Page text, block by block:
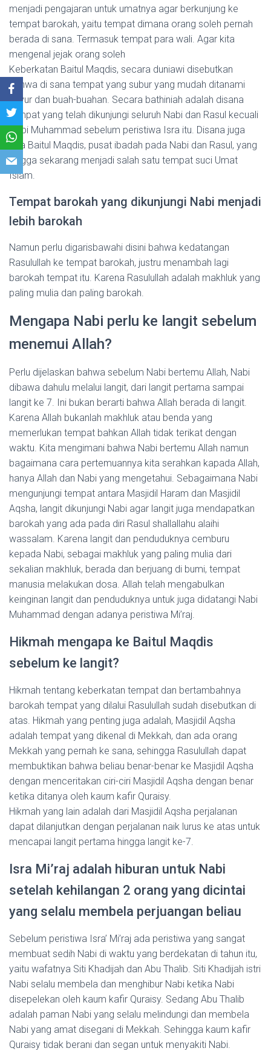
menjadi pengajaran untuk umatnya agar berkunjung ke
tempat barokah, yaitu tempat dimana orang soleh pernah
berada di sana. Termasuk tempat para wali. Agar kita
mengenal jejak orang soleh
Keberkatan Baitul Maqdis, secara duniawi disebutkan
bahwa di sana tempat yang subur yang mudah ditanami
sayur dan buah-buahan. Secara bathiniah adalah disana
tempat yang telah dikunjungi seluruh Nabi dan Rasul kecuali
Nabi Muhammad sebelum peristiwa Isra itu. Disana juga
ada Baitul Maqdis, pusat ibadah pada Nabi dan Rasul, yang
hingga sekarang menjadi salah satu tempat suci Umat
Islam.
Tempat barokah yang dikunjungi Nabi menjadi
lebih barokah
Namun perlu digarisbawahi disini bahwa kedatangan
Rasulullah ke tempat barokah, justru menambah lagi
barokah tempat itu. Karena Rasulullah adalah makhluk yang
paling mulia dan paling barokah.
Mengapa Nabi perlu ke langit sebelum
menemui Allah?
Perlu dijelaskan bahwa sebelum Nabi bertemu Allah, Nabi
dibawa dahulu melalui langit, dari langit pertama sampai
langit ke 7. Ini bukan berarti bahwa Allah berada di langit.
Karena Allah bukanlah makhluk atau benda yang
memerlukan tempat bahkan Allah tidak terikat dengan
waktu. Kita mengimani bahwa Nabi bertemu Allah namun
bagaimana cara pertemuannya kita serahkan kapada Allah,
hanya Allah dan Nabi yang mengetahui. Sebagaimana Nabi
mengunjungi tempat antara Masjidil Haram dan Masjidil
Aqsha, langit dikunjungi Nabi agar langit juga mendapatkan
barokah yang ada pada diri Rasul shallallahu alaihi
wassalam. Karena langit dan penduduknya cemburu
kepada Nabi, sebagai makhluk yang paling mulia dari
sekalian makhluk, berada dan berjuang di bumi, tempat
manusia melakukan dosa. Allah telah mengabulkan
keinginan langit dan penduduknya untuk juga didatangi Nabi
Muhammad dengan adanya peristiwa Mi’raj.
Hikmah mengapa ke Baitul Maqdis
sebelum ke langit?
Hikmah tentang keberkatan tempat dan bertambahnya
barokah tempat yang dilalui Rasulullah sudah disebutkan di
atas. Hikmah yang penting juga adalah, Masjidil Aqsha
adalah tempat yang dikenal di Mekkah, dan ada orang
Mekkah yang pernah ke sana, sehingga Rasulullah dapat
membuktikan bahwa beliau benar-benar ke Masjidil Aqsha
dengan menceritakan ciri-ciri Masjidil Aqsha dengan benar
ketika ditanya oleh kaum kafir Quraisy.
Hikmah yang lain adalah dari Masjidil Aqsha perjalanan
dapat dilanjutkan dengan perjalanan naik lurus ke atas untuk
mencapai langit pertama hingga langit ke-7.
Isra Mi’raj adalah hiburan untuk Nabi
setelah kehilangan 2 orang yang dicintai
yang selalu membela perjuangan beliau
Sebelum peristiwa Isra’ Mi’raj ada peristiwa yang sangat
membuat sedih Nabi di waktu yang berdekatan di tahun itu,
yaitu wafatnya Siti Khadijah dan Abu Thalib. Siti Khadijah istri
Nabi selalu membela dan menghibur Nabi ketika Nabi
disepelekan oleh kaum kafir Quraisy. Sedang Abu Thalib
adalah paman Nabi yang selalu melindungi dan membela
Nabi yang amat disegani di Mekkah. Sehingga kaum kafir
Quraisy tidak berani dan segan untuk menyakiti Nabi.